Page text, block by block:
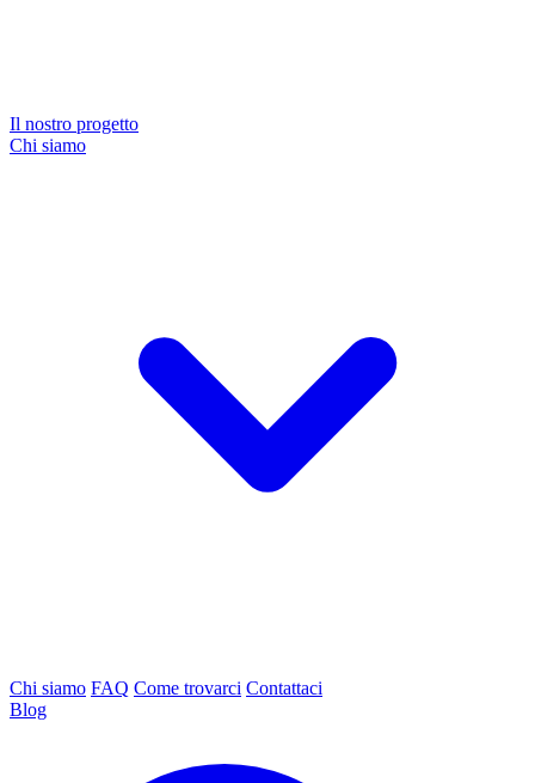
Il nostro progetto
Chi siamo
Chi siamo FAQ Come trovarci Contattaci
Blog